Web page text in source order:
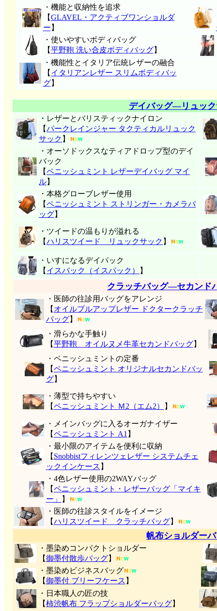
・機能と収納性を追求
【GLAVEL・アクティブワンショルダ
ー 】
・使いやすいボディバッグ
【平野鞄 洗い合皮ボディバッグ】
・機能性とイタリア伝統レザーの融合
【 イタリアンレザー スリムボディバッ
グ】
デイバッグ―リュッ
・レザーとバリスティックナイロン
【パークレインジャー タクティカルリュック
サック 】
・オーソドックスなティアドロップ型のデイ
バック
【ペニッシュミント レザーデイバッグ マイ
ル】
・本格グローブレザー使用
【ペニッシュミント ストリンガー・カメラバ
ッグ】
・ツイードの温もりが溢れる
【ハリスツイード リュックサック 】
・いすになるデイパック
【 イスバック（イスパック） 】
クラッチバッグ―セカンド
・医師の往診用バッグをアレンジ
【 オイルプルアップレザー ドクタークラッチ
バッグ】
・滑らかな手触り
【平野鞄 オイルヌメ牛革セカンドバッグ】
・ペニッシュミントの定番
【ペニッシュミント オリジナルセカンドバッ
グ】
・薄型で持ちやすい
【ペニッシュミント Ｍ2（エム2） 】
・メインバッグに入るオーガナイザー
【ペニッシュミント A1 】
・最小限のアイテムを便利に収納
【 Snobbistフィレンツェレザー システムチェ
ックインケース 】
・4色レザー使用の2WAYバッグ
【ペニッシュミント・レザーバッグ「マイキ
ー」
】
・医師の往診スタイルをイメージ
【ハリスツイード クラッチバッグ】
帆布ショルダー
・墨染めコンパクトショルダー
【御墨付散歩バッグ】
・墨染めビジネスバッグ
【御墨付 ブリーフケース 】
・日本職人の匠の技
【柿渋帆布 フラップショルダーバッグ】